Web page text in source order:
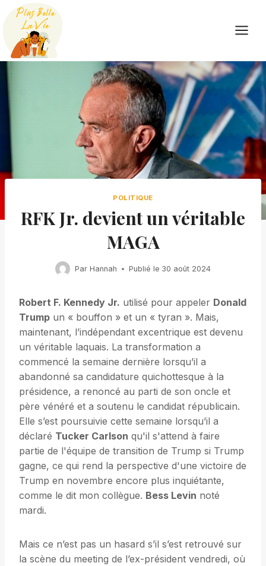
Skip
content
POLITIQUE
RFK Jr. devient un véritable
MAGA
Par Hannah Publié le 30 août 2024
Robert F. Kennedy Jr. utilisé pour appeler Donald
Trump un « bouffon » et un « tyran ». Mais,
maintenant, l’indépendant excentrique est devenu
un véritable laquais. La transformation a
commencé la semaine dernière lorsqu’il a
abandonné sa candidature quichottesque à la
présidence, a renoncé au parti de son oncle et
père vénéré et a soutenu le candidat républicain.
Elle s’est poursuivie cette semaine lorsqu’il a
déclaré Tucker Carlson qu'il s'attend à faire
partie de l'équipe de transition de Trump si Trump
gagne, ce qui rend la perspective d'une victoire de
Trump en novembre encore plus inquiétante,
comme le dit mon collègue. Bess Levin noté
mardi.
Mais ce n’est pas un hasard s’il s’est retrouvé sur
la scène du meeting de l’ex-président vendredi, où